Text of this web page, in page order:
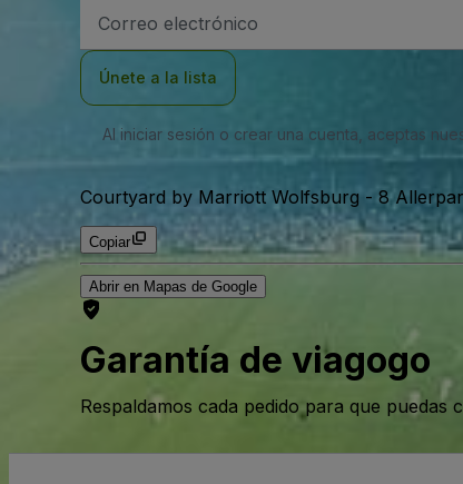
de
Únete a la lista
Al iniciar sesión o crear una cuenta, aceptas
Courtyard by Marriott Wolfsburg - 8
Copiar
Abrir en Mapas de Google
Garantía de viagogo
Respaldamos cada pedido para que